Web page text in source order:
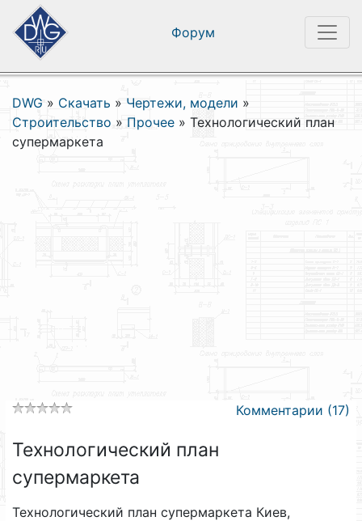
Форум
DWG » Скачать » Чертежи, модели »
Строительство » Прочее » Технологический план
супермаркета
Комментарии (17)
Технологический план
супермаркета
Технологический план супермаркета Киев,